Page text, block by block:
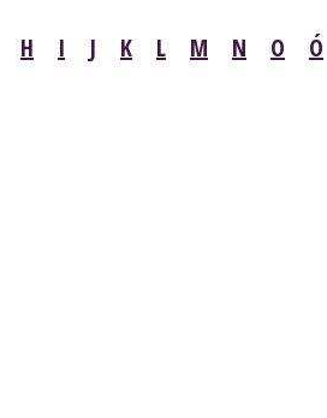
H I J K L M N O Ó